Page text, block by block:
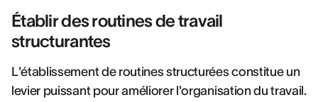
Établir des routines de travail
structurantes
L'établissement de routines structurées constitue un
levier puissant pour améliorer l'organisation du travail.